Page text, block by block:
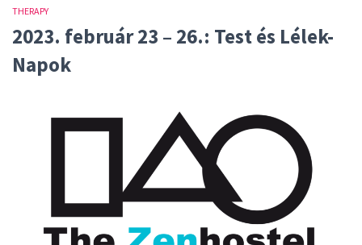
THERAPY
2023. február 23 – 26.: Test és Lélek-
Napok